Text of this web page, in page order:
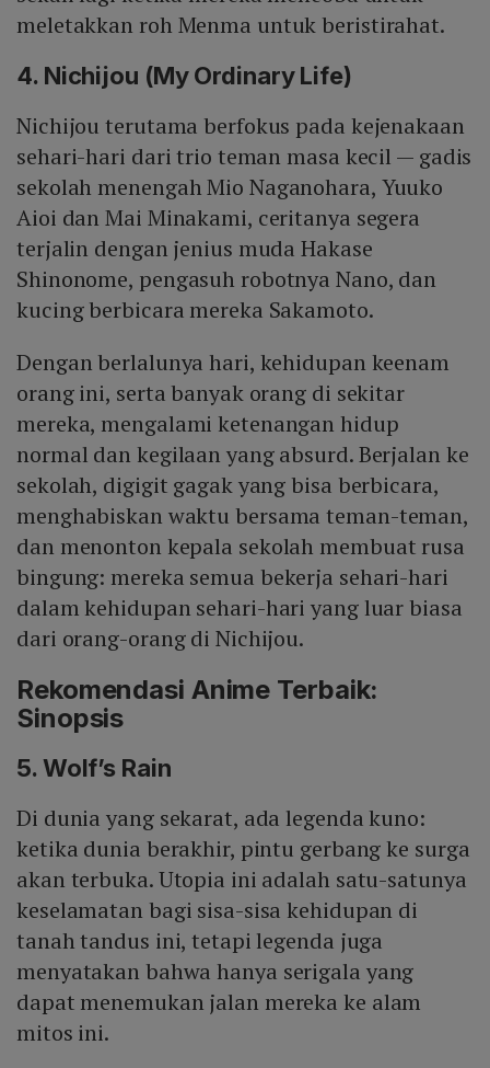
meletakkan roh Menma untuk beristirahat.
4. Nichijou (My Ordinary Life)
Nichijou terutama berfokus pada kejenakaan
sehari-hari dari trio teman masa kecil — gadis
sekolah menengah Mio Naganohara, Yuuko
Aioi dan Mai Minakami, ceritanya segera
terjalin dengan jenius muda Hakase
Shinonome, pengasuh robotnya Nano, dan
kucing berbicara mereka Sakamoto.
Dengan berlalunya hari, kehidupan keenam
orang ini, serta banyak orang di sekitar
mereka, mengalami ketenangan hidup
normal dan kegilaan yang absurd. Berjalan ke
sekolah, digigit gagak yang bisa berbicara,
menghabiskan waktu bersama teman-teman,
dan menonton kepala sekolah membuat rusa
bingung: mereka semua bekerja sehari-hari
dalam kehidupan sehari-hari yang luar biasa
dari orang-orang di Nichijou.
Rekomendasi Anime Terbaik:
Sinopsis
5. Wolf’s Rain
Di dunia yang sekarat, ada legenda kuno:
ketika dunia berakhir, pintu gerbang ke surga
akan terbuka. Utopia ini adalah satu-satunya
keselamatan bagi sisa-sisa kehidupan di
tanah tandus ini, tetapi legenda juga
menyatakan bahwa hanya serigala yang
dapat menemukan jalan mereka ke alam
mitos ini.